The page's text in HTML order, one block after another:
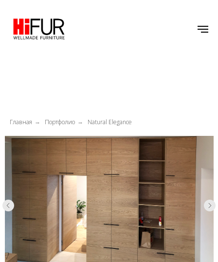
Главная → Портфолио → Natural Elegance